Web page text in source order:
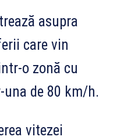
asupra
care vin
o zonă cu
de 80 km/h.
vitezei